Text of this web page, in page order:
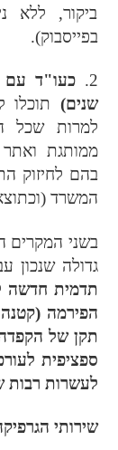
ביקור, ללא
בפייסבוק).
2.
כעו"ד עם
שנים) תוכלו
למרות שכל
ממותגת
בהם לחיזוק
המשרד
בשני המקרים
גדולה שנכון
תדמית חדשה
הפירמה (קטנה
תקן של
ספציפית
לעשרות רבות
שירותי